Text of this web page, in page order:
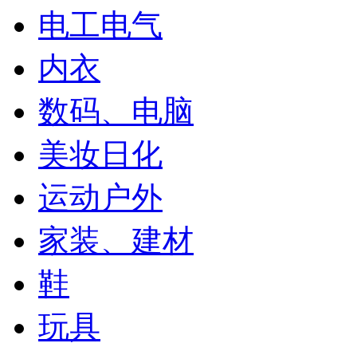
电工电气
内衣
数码、电脑
美妆日化
运动户外
家装、建材
鞋
玩具